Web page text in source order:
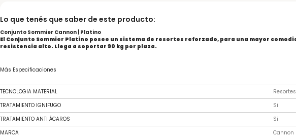
Lo que tenés que saber de este producto:
Conjunto Sommier Cannon | Platino
El Conjunto Sommier Platino posee un sistema de resortes reforzado, para una mayor
resistencia alto. Llega a soportar 90 kg por plaza.
Más Especificaciones
TECNOLOGIA MATERIAL
TRATAMIENTO IGNIFUGO
Si
TRATAMIENTO ANTI ÁCAROS
Si
MARCA
Cannon